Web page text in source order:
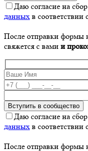
Даю согласие на
данных в соответствии
После отправки формы
свяжется с вами и
Даю согласие на
данных в соответствии
После отправки формы